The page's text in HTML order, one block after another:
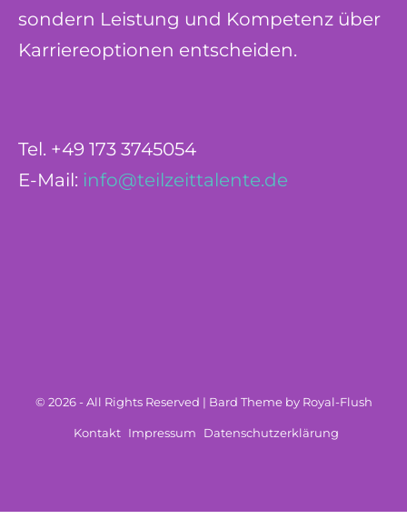
sondern Leistung und Kompetenz über
Karriereoptionen entscheiden.
Tel. +49 173 3745054
E-Mail: info@teilzeittalente.de
© 2026 - All Rights Reserved | Bard Theme by Royal-Flush
Kontakt Impressum Datenschutzerklärung